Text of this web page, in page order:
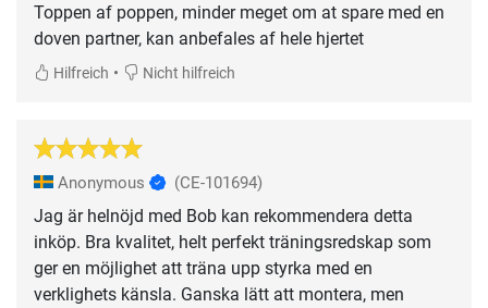
Toppen af poppen, minder meget om at spare med en
doven partner, kan anbefales af hele hjertet
Hilfreich • Nicht hilfreich
Anonymous (CE-101694)
Jag är helnöjd med Bob kan rekommendera detta
inköp. Bra kvalitet, helt perfekt träningsredskap som
ger en möjlighet att träna upp styrka med en
verklighets känsla. Ganska lätt att montera, men